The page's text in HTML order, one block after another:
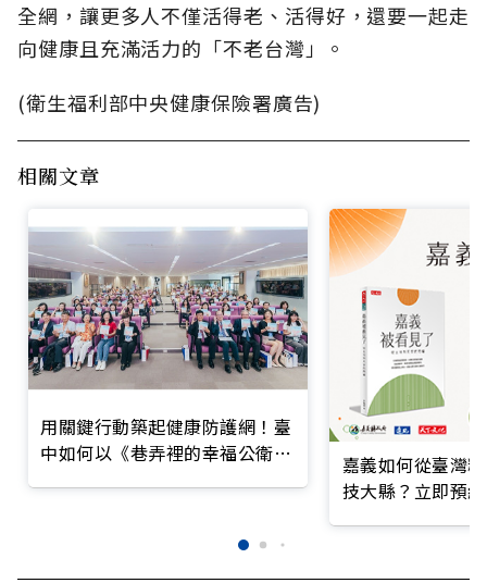
全網，讓更多人不僅活得老、活得好，還要一起走
向健康且充滿活力的「不老台灣」。
(衛生福利部中央健康保險署廣告)
相關文章
用關鍵行動築起健康防護網！臺
中如何以《巷弄裡的幸福公衛》
嘉義如何從臺灣
技大縣？立即預